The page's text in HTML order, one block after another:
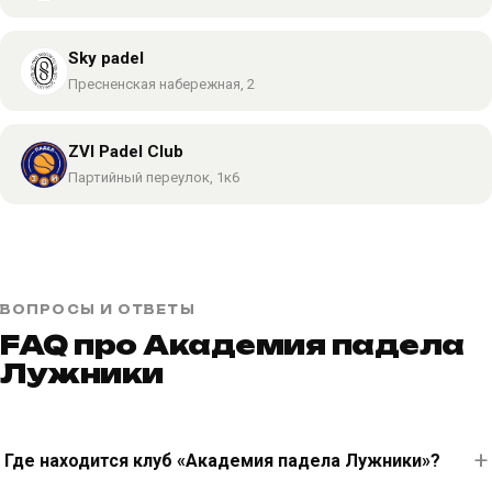
Sky padel
Пресненская набережная, 2
ZVI Padel Club
Партийный переулок, 1к6
ВОПРОСЫ И ОТВЕТЫ
FAQ про Академия падела
Лужники
Где находится клуб «Академия падела Лужники»?